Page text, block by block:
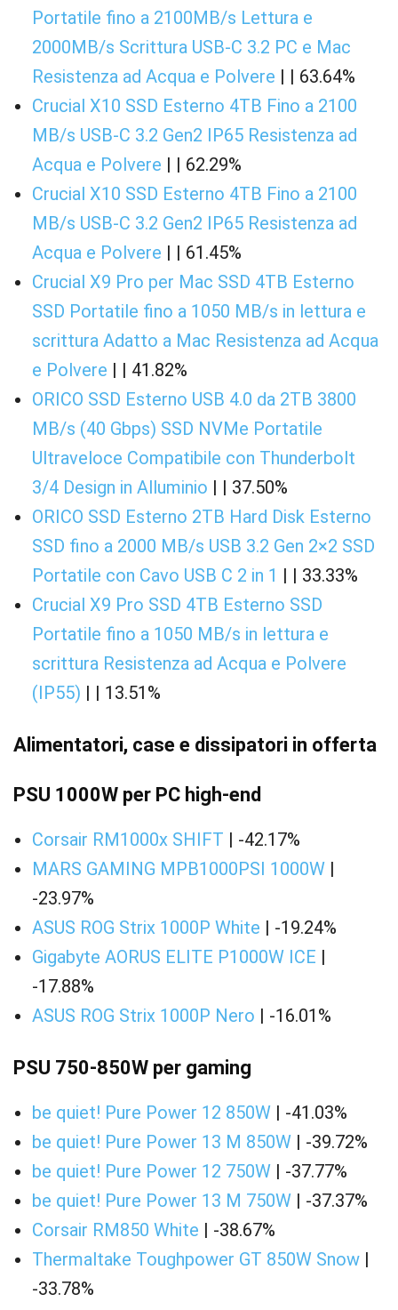
Portatile fino a 2100MB/s Lettura e
2000MB/s Scrittura USB-C 3.2 PC e Mac
Resistenza ad Acqua e Polvere | | 63.64%
Crucial X10 SSD Esterno 4TB Fino a 2100
MB/s USB-C 3.2 Gen2 IP65 Resistenza ad
Acqua e Polvere | | 62.29%
Crucial X10 SSD Esterno 4TB Fino a 2100
MB/s USB-C 3.2 Gen2 IP65 Resistenza ad
Acqua e Polvere | | 61.45%
Crucial X9 Pro per Mac SSD 4TB Esterno
SSD Portatile fino a 1050 MB/s in lettura e
scrittura Adatto a Mac Resistenza ad Acqua
e Polvere | | 41.82%
ORICO SSD Esterno USB 4.0 da 2TB 3800
MB/s (40 Gbps) SSD NVMe Portatile
Ultraveloce Compatibile con Thunderbolt
3/4 Design in Alluminio | | 37.50%
ORICO SSD Esterno 2TB Hard Disk Esterno
SSD fino a 2000 MB/s USB 3.2 Gen 2×2 SSD
Portatile con Cavo USB C 2 in 1 | | 33.33%
Crucial X9 Pro SSD 4TB Esterno SSD
Portatile fino a 1050 MB/s in lettura e
scrittura Resistenza ad Acqua e Polvere
(IP55) | | 13.51%
Alimentatori, case e dissipatori in offerta
PSU 1000W per PC high-end
Corsair RM1000x SHIFT | -42.17%
MARS GAMING MPB1000PSI 1000W |
-23.97%
ASUS ROG Strix 1000P White | -19.24%
Gigabyte AORUS ELITE P1000W ICE |
-17.88%
ASUS ROG Strix 1000P Nero | -16.01%
PSU 750-850W per gaming
be quiet! Pure Power 12 850W | -41.03%
be quiet! Pure Power 13 M 850W | -39.72%
be quiet! Pure Power 12 750W | -37.77%
be quiet! Pure Power 13 M 750W | -37.37%
Corsair RM850 White | -38.67%
Thermaltake Toughpower GT 850W Snow |
-33.78%